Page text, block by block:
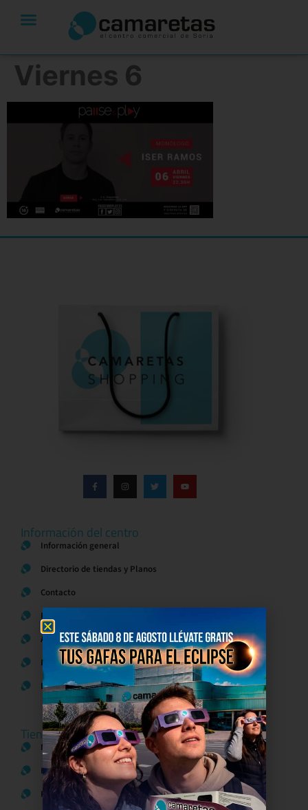
Viernes 6
Información del centro
Información general
Directorio de tiendas y Planos
Contacto
Política de Privacidad
Aviso Legal
Política de Cookies
Bases legales Concursos y Promociones
Tiendas
Moda
Hogar y Alimentación
Regalos y Complementos